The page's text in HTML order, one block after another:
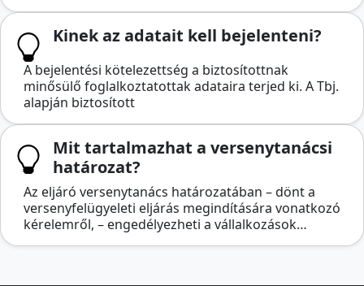
Kinek az adatait kell bejelenteni?
A bejelentési kötelezettség a biztosítottnak
minősülő foglalkoztatottak adataira terjed ki. A Tbj.
alapján biztosított
Mit tartalmazhat a versenytanácsi
határozat?
Az eljáró versenytanács határozatában – dönt a
versenyfelügyeleti eljárás megindítására vonatkozó
kérelemről, – engedélyezheti a vállalkozások…